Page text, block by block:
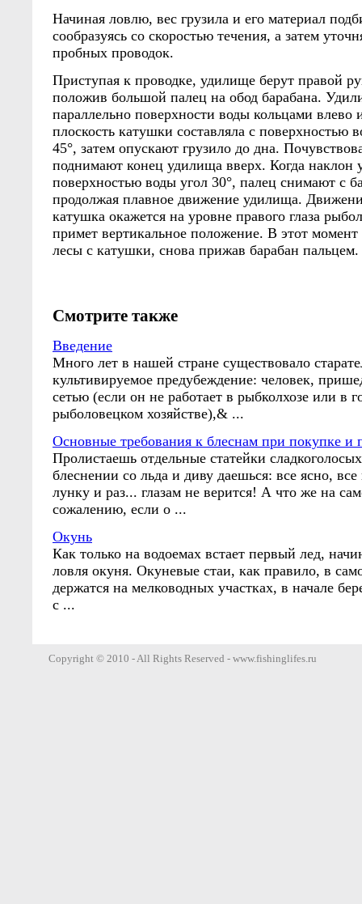
Начиная ловлю, вес грузила и его материал
сообразуясь со скоростью течения, а затем
пробных проводок.
Приступая к проводке, удилище берут правой
положив большой палец на обод барабана.
параллельно поверхности воды кольцами влево
плоскость катушки составляла с поверхностью
45°, затем опускают грузило до дна.
поднимают конец удилища вверх. Когда наклон
поверхностью воды угол 30°, палец снимают с
продолжая плавное движение удилища.
катушка окажется на уровне правого глаза
примет вертикальное положение. В этот момент
лесы с катушки, снова прижав барабан пальцем.
Смотрите также
Введение
Много лет в нашей стране существовало
культивируемое предубеждение: человек,
сетью (если он не работает в рыбколхозе или в
рыболовецком хозяйстве),& ...
Основные требования к блеснам при покупке и
Пролистаешь отдельные статейки
блеснении со льда и диву даешься: все ясно, все
лунку и раз... глазам не верится! А что же на
сожалению, если о ...
Окунь
Как только на водоемах встает первый лед,
ловля окуня. Окуневые стаи, как правило, в
держатся на мелководных участках, в начале
с ...
Copyright © 2010 - All Rights Reserved - www.fishinglifes.ru